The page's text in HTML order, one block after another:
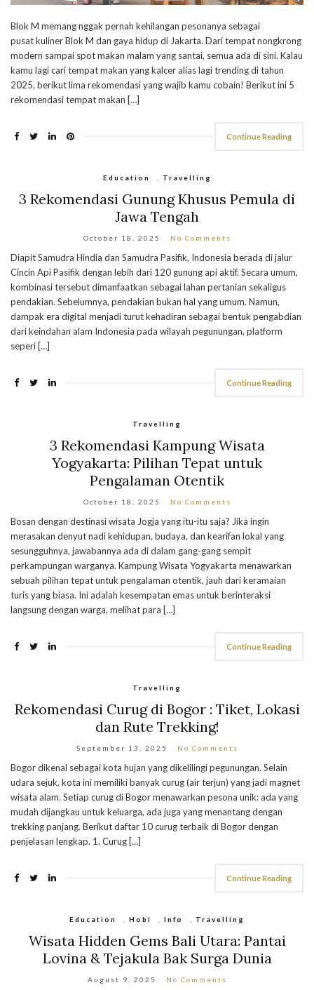
Blok M memang nggak pernah kehilangan pesonanya sebagai
pusat kuliner Blok M dan gaya hidup di Jakarta. Dari tempat nongkrong
modern sampai spot makan malam yang santai, semua ada di sini. Kalau
kamu lagi cari tempat makan yang kalcer alias lagi trending di tahun
2025, berikut lima rekomendasi yang wajib kamu cobain! Berikut ini 5
rekomendasi tempat makan […]
Continue Reading
Education , Travelling
3 Rekomendasi Gunung Khusus Pemula di
Jawa Tengah
October 18, 2025 No Comments
Diapit Samudra Hindia dan Samudra Pasifik, Indonesia berada di jalur
Cincin Api Pasifik dengan lebih dari 120 gunung api aktif. Secara umum,
kombinasi tersebut dimanfaatkan sebagai lahan pertanian sekaligus
pendakian. Sebelumnya, pendakian bukan hal yang umum. Namun,
dampak era digital menjadi turut kehadiran sebagai bentuk pengabdian
dari keindahan alam Indonesia pada wilayah pegunungan, platform
seperi […]
Continue Reading
Travelling
3 Rekomendasi Kampung Wisata
Yogyakarta: Pilihan Tepat untuk
Pengalaman Otentik
October 18, 2025 No Comments
Bosan dengan destinasi wisata Jogja yang itu-itu saja? Jika ingin
merasakan denyut nadi kehidupan, budaya, dan kearifan lokal yang
sesungguhnya, jawabannya ada di dalam gang-gang sempit
perkampungan warganya. Kampung Wisata Yogyakarta menawarkan
sebuah pilihan tepat untuk pengalaman otentik, jauh dari keramaian
turis yang biasa. Ini adalah kesempatan emas untuk berinteraksi
langsung dengan warga, melihat para […]
Continue Reading
Travelling
Rekomendasi Curug di Bogor : Tiket, Lokasi
dan Rute Trekking!
September 13, 2025 No Comments
Bogor dikenal sebagai kota hujan yang dikelilingi pegunungan. Selain
udara sejuk, kota ini memiliki banyak curug (air terjun) yang jadi magnet
wisata alam. Setiap curug di Bogor menawarkan pesona unik: ada yang
mudah dijangkau untuk keluarga, ada juga yang menantang dengan
trekking panjang. Berikut daftar 10 curug terbaik di Bogor dengan
penjelasan lengkap. 1. Curug […]
Continue Reading
Education , Hobi , Info , Travelling
Wisata Hidden Gems Bali Utara: Pantai
Lovina & Tejakula Bak Surga Dunia
August 9, 2025 No Comments